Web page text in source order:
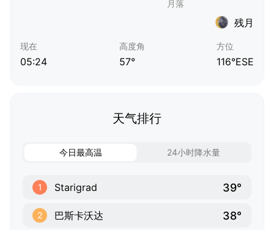
残月
现在
05:24
高度角
57°
方位
116°ESE
天气排行
今日最高温 24小时降水量
1 Starigrad 39°
2 巴斯卡沃达 38°